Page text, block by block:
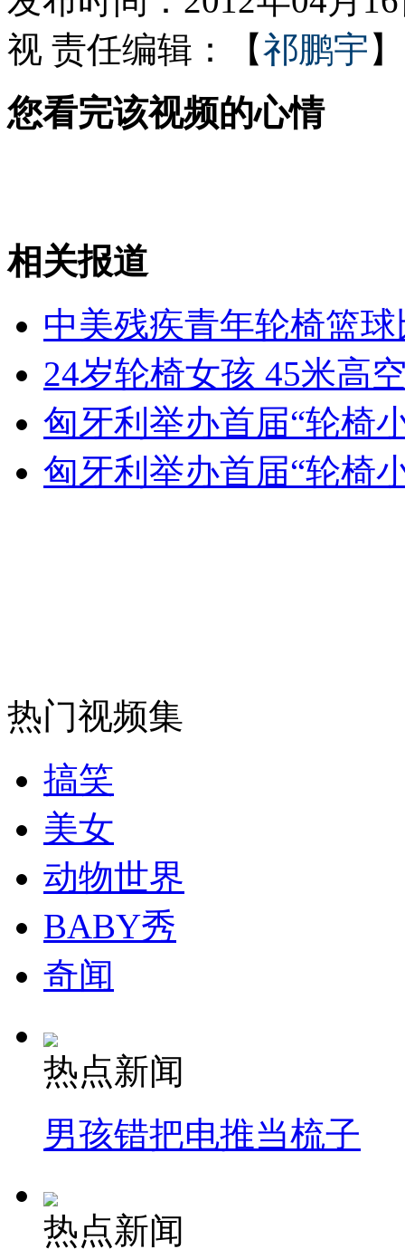
一心想成名 自拍裸照被敲诈
山西运城恶犬咬伤多人 警民合力深夜将其击毙
女孩北京地铁殴打老人 痛下狠手拳打脚踢
无痛分娩是否安全 医生回应
外交部：反对强权政治霸凌主义
走！跟着总书记去植树
消防员救轻生者
纽约上演“枕头大战”
司机酒驾遇交警 急速倒车逃窜
视 责任编辑：【祁鹏宇 】
您看完该视频的心情
相关报道
中美残疾青年轮椅篮
24岁轮椅女孩 45米高
匈牙利举办首届“轮椅
匈牙利举办首届“轮椅
热门视频集
搞笑
美女
动物世界
BABY秀
奇闻
热点新闻
男孩错把电推当梳子
热点新闻